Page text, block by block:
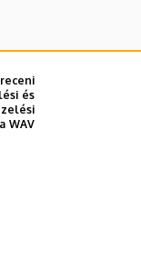
és
WAV